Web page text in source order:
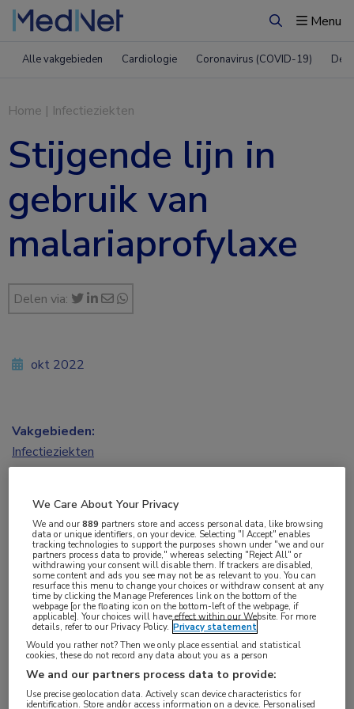
ZoekenMenu
Alle vakgebieden Cardiologie Coronavirus (COVID-19)
Home | Infectieziekten
Stijgende lijn in
gebruik van
malariaprofylaxe
Delen via:
Openbare apotheken verstrekten in de eerste
helft van dit jaar 28.000 keer profylactisch een
malariamiddel. Na een forse daling tijdens de
eerste coronagolf, neemt het aantal
okt 2022
Vakgebieden:
Infectieziekten
Parasitaire infecties
Tags:
malaria
We Care About Your Privacy
We and our889 partners store and access personal data, like browsing
data or unique identifiers, on your device. Selecting "I Accept" enables
tracking technologies to support the purposes shown under "we and our
partners process data to provide," whereas selecting "Reject All" or
withdrawing your consent will disable them. If trackers are disabled,
some content and ads you see may not be as relevant to you. You can
resurface this menu to change your choices or withdraw consent at any
time by clicking the Manage Preferences link on the bottom of the
webpage [or the floating icon on the bottom-left of the webpage, if
applicable]. Your choices will have effect within our Website. For more
details, refer to our Privacy Policy. Privacy statement
Would you rather not? Then we only place essential and statistical
cookies, these do not record any data about you as a person
We and our partners process data to provide:
Use precise geolocation data. Actively scan device characteristics for
identification. Store and/or access information on a device. Personalised